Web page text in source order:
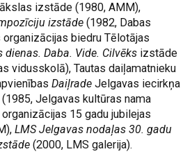
izstāde (1980, AMM),
izstāde (1982, Dabas
biedru Tēlotājas
dienas. Daba. Vide. Cilvēks izstāde
vidusskolā), Tautas daiļamatnieku
DaiļradeJelgavas iecirkņa
Jelgavas kultūras nama
15 gadu jubilejas
LMS Jelgavas nodaļas 30. gadu
(2000, LMS galerija).